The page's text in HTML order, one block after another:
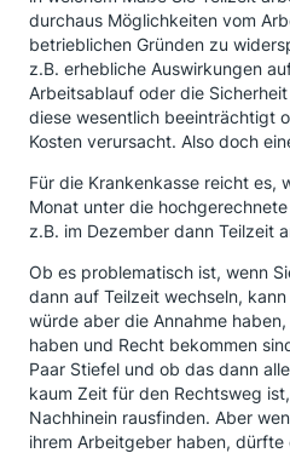
durchaus Möglichkeiten vom
betrieblichen Gründen zu
z.B. erhebliche Auswirkungen
Arbeitsablauf oder die
diese wesentlich beeinträchtigt
Kosten verursacht. Also doch
Für die Krankenkasse reicht es,
Monat unter die
z.B. im Dezember dann Teilzeit
Ob es problematisch ist, wenn
dann auf Teilzeit wechseln,
würde aber die Annahme
haben und Recht bekommen
Paar Stiefel und ob das dann
kaum Zeit für den Rechtsweg
Nachhinein rausfinden. Aber
ihrem Arbeitgeber haben,